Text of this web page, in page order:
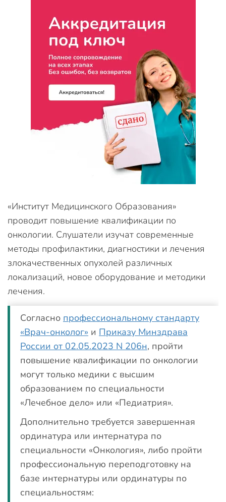
«Институт Медицинского Образования»
проводит повышение квалификации по
онкологии. Слушатели изучат современные
методы профилактики, диагностики и лечения
злокачественных опухолей различных
локализаций, новое оборудование и методики
лечения.
Согласно профессиональному стандарту
«Врач-онколог» и Приказу Минздрава
России от 02.05.2023 N 206н, пройти
повышение квалификации по онкологии
могут только медики с высшим
образованием по специальности
«Лечебное дело» или «Педиатрия».
Дополнительно требуется завершенная
ординатура или интернатура по
специальности «Онкология», либо пройти
профессиональную переподготовку на
базе интернатуры или ординатуры по
специальностям: